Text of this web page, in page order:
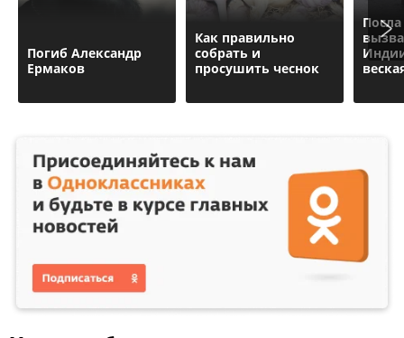
Погиб Александр
Ермаков
Как правильно
собрать и
просушить чеснок